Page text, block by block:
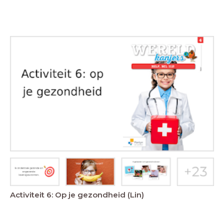
Activiteit 6: Op je gezondheid (Lin)